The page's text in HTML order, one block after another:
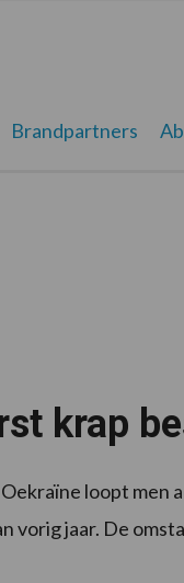
Brandpartners
krap
loopt men
vorig jaar. De